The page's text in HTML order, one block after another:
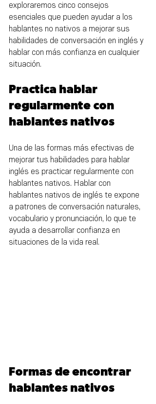
exploraremos cinco consejos
esenciales que pueden ayudar a los
hablantes no nativos a mejorar sus
habilidades de conversación en inglés y
hablar con más confianza en cualquier
situación.
Practica hablar
regularmente con
hablantes nativos
Una de las formas más efectivas de
mejorar tus habilidades para hablar
inglés es practicar regularmente con
hablantes nativos. Hablar con
hablantes nativos de inglés te expone
a patrones de conversación naturales,
vocabulario y pronunciación, lo que te
ayuda a desarrollar confianza en
situaciones de la vida real.
Formas de encontrar
hablantes nativos